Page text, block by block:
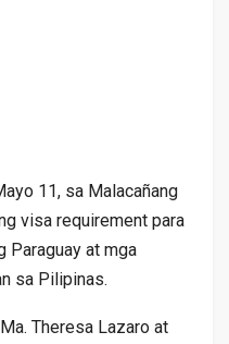
11, sa Malacañang
visa requirement para
Paraguay at mga
sa Pilipinas.
Theresa Lazaro at